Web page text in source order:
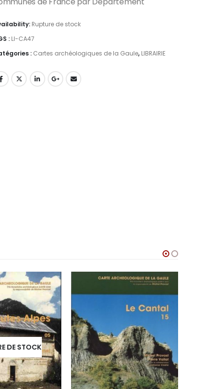
Rupture de stock
: LI-CA47
: Cartes archéologiques de la Gaule, LIBRAIRIE
DE STOCK